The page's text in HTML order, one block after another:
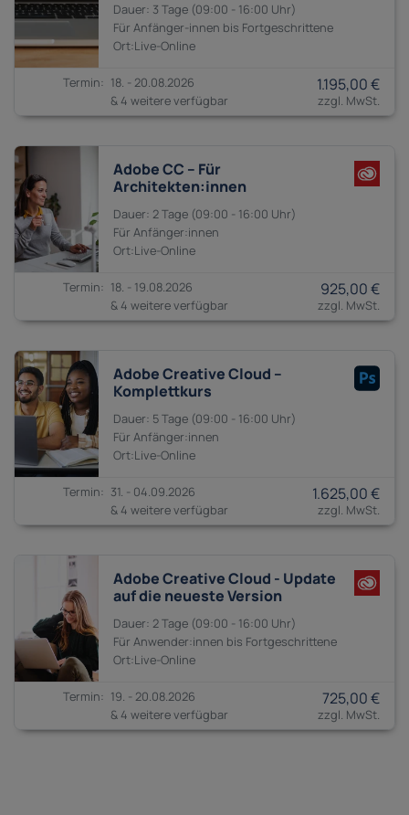
3 Tage 09:00 - 16:00
Anfänger-innen bis Fortgeschrittene
18. - 20.08.2026
& 4 weitere verfügbar
1.195,00 €
Adobe CC – Für
Architekten:innen
2 Tage 09:00 - 16:00
Anfänger:innen
18. - 19.08.2026
& 4 weitere verfügbar
925,00 €
Adobe Creative Cloud –
Komplettkurs
5 Tage 09:00 - 16:00
Anfänger:innen
31. - 04.09.2026
& 4 weitere verfügbar
1.625,00 €
Adobe Creative Cloud - Update
auf die neueste Version
2 Tage 09:00 - 16:00
Anwender:innen bis Fortgeschrittene
19. - 20.08.2026
& 4 weitere verfügbar
725,00 €